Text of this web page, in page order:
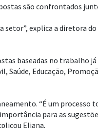
são confrontados
setor”, explica a diretora
baseadas no trabalho já
Saúde, Educação,
“É um
para as
Eliana.